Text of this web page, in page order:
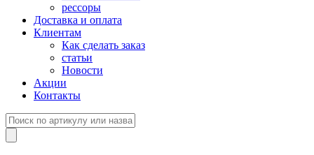
рессоры
Доставка и оплата
Клиентам
Как сделать заказ
статьи
Новости
Акции
Контакты